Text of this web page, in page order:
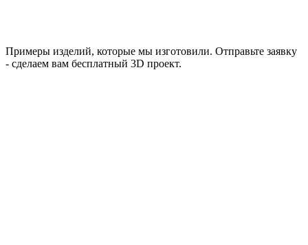
Примеры изделий, которые мы изготовили. Отправьте заявку
- сделаем вам бесплатный 3D проект.